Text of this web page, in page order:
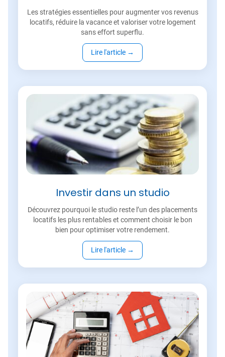
Les stratégies essentielles pour augmenter vos revenus
locatifs, réduire la vacance et valoriser votre logement
sans effort superflu.
Lire l'article →
Investir dans un studio
Découvrez pourquoi le studio reste l’un des placements
locatifs les plus rentables et comment choisir le bon
bien pour optimiser votre rendement.
Lire l'article →